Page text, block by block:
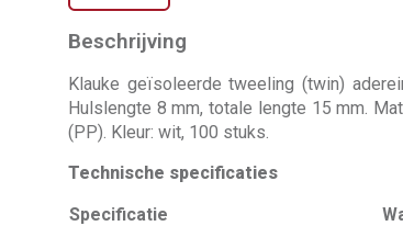
Beschrijving
Klauke geïsoleerde tweeling (twin)
Hulslengte 8 mm, totale lengte 15 mm.
(PP). Kleur: wit, 100 stuks.
Technische specificaties
Specificatie